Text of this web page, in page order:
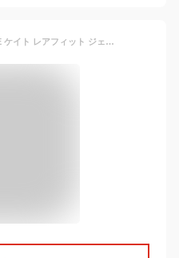
【2点購入でハッカ油】 KATE ケイト レアフィット ジェルペンシルN BR-6 / GY-4 / BK-1 / BR-2 / BR-3 / BR-5 / GY-3 [ KATE(ケイト) KANEBO カネボウ レアフィットジェルペンシル アイライナー ジェルアイライナー ウォータープルーフ 速乾 目元 ]